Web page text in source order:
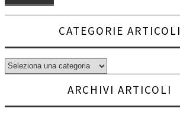
CATEGORIE ARTICOLI
Categorie
ARCHIVI ARTICOLI